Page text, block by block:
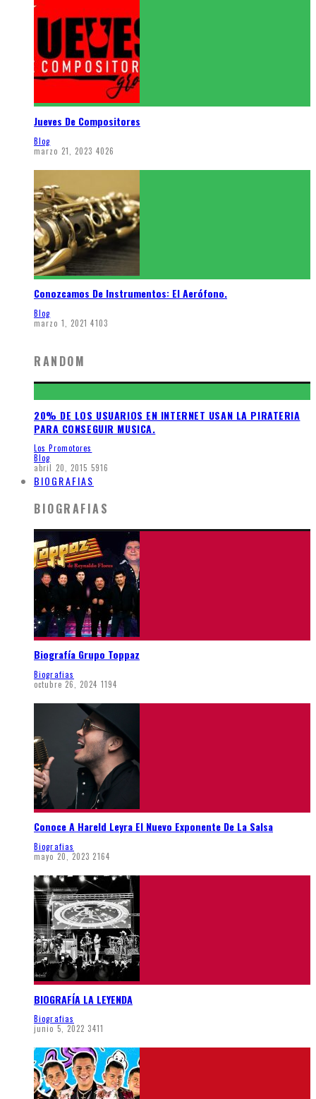
Jueves De Compositores
Blog
marzo 21, 2023 4026
Conozcamos De Instrumentos: El Aerófono.
Blog
marzo 1, 2021 4103
RANDOM
20% DE LOS USUARIOS EN INTERNET USAN LA PIRATERIA
PARA CONSEGUIR MUSICA.
Los Promotores
Blog
abril 20, 2015 5916
BIOGRAFIAS
BIOGRAFIAS
Biografía Grupo Toppaz
Biografias
octubre 26, 2024 1194
Conoce A Hareld Leyra El Nuevo Exponente De La Salsa
Biografias
mayo 20, 2023 2164
BIOGRAFÍA LA LEYENDA
Biografias
junio 5, 2022 3411